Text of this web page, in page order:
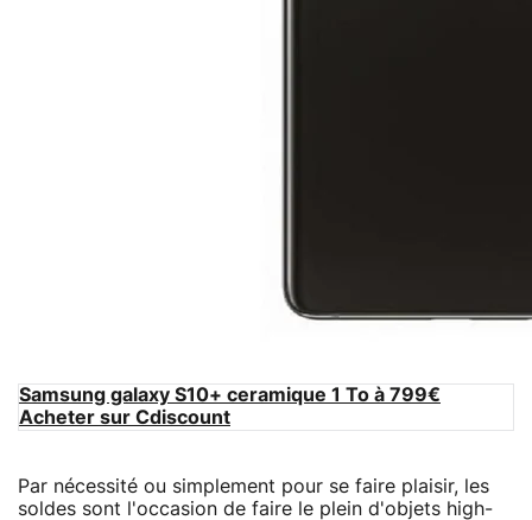
Samsung galaxy S10+ ceramique 1 To à 799€
Acheter sur Cdiscount
Par nécessité ou simplement pour se faire plaisir, les
soldes sont l'occasion de faire le plein d'objets high-